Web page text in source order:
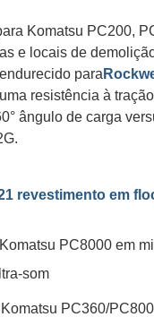
Komatsu PC200,
e locais de
para
resistência à
ângulo de carga
revestimento em
PC8000 em
som
PC360/